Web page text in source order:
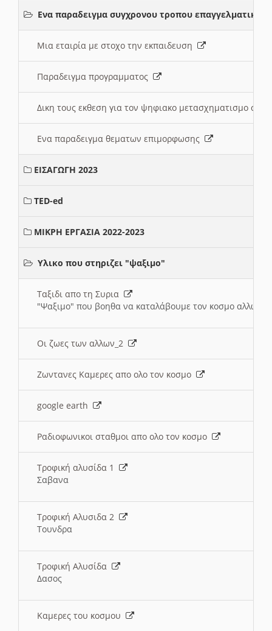
Ενα παραδειγμα συγχρονου τροπου
Μια εταιρία με στοχο την εκπαιδευση
Παραδειγμα προγραμματος
Δικη τους εκθεση για τον ψηφιακο μετασχηματισμο
Ενα παραδειγμα θεματων επιμορφωσης
ΕΙΣΑΓΩΓΗ 2023
TED-ed
ΜΙΚΡΗ ΕΡΓΑΣΙΑ 2022-2023
Υλικο που στηριζει "ψαξιμο"
Ταξιδι απο τη Συρια
"Ψαξιμο" που βοηθα να καταλάβουμε τον κοσμο αλλων
Οι ζωες των αλλων_2
Ζωντανες Καμερες απο ολο τον κοσμο
google earth
Ραδιοφωνικοι σταθμοι απο ολο τον κοσμο
Τροφική αλυσίδα 1
Σαβανα
Τροφική Αλυσιδα 2
Τουνδρα
Τροφική Αλυσίδα
Δασος
Καμερες του κοσμου